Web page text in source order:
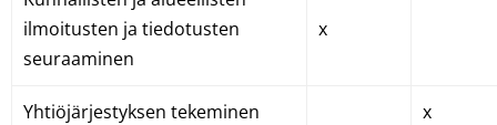
ilmoitusten ja tiedotusten
seuraaminen
x
Yhtiöjärjestyksen tekeminen x